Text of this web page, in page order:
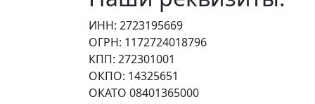
ИНН: 2723195669
ОГРН: 1172724018796
КПП: 272301001
ОКПО: 14325651
ОКАТО 08401365000